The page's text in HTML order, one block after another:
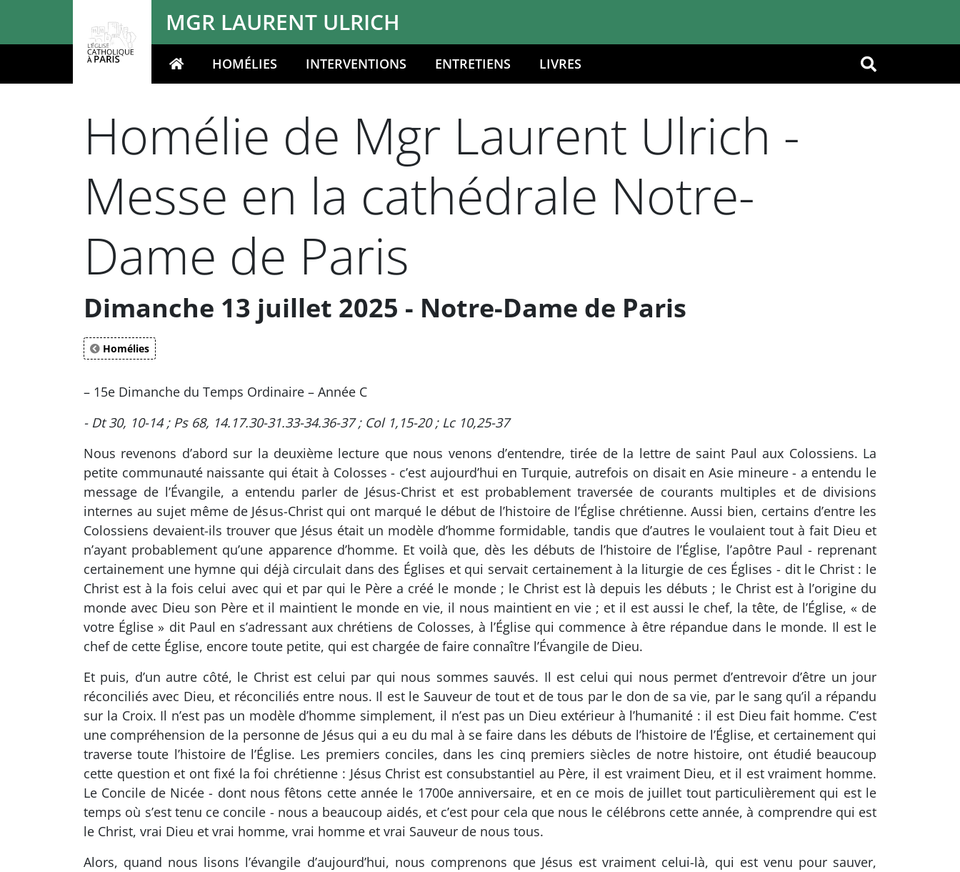
MGR LAURENT ULRICH
Votre recherche OK
HOMÉLIES INTERVENTIONS ENTRETIENS LIVRES
Homélie de Mgr Laurent Ulrich -
Messe en la cathédrale Notre-
Dame de Paris
Dimanche 13 juillet 2025 - Notre-Dame de Paris
Homélies
– 15e Dimanche du Temps Ordinaire – Année C
- Dt 30, 10-14 ; Ps 68, 14.17.30-31.33-34.36-37 ; Col 1,15-20 ; Lc 10,25-37
Nous revenons d’abord sur la deuxième lecture que nous venons d’entendre, tirée de la lettre de saint Paul aux Colossiens. La
petite communauté naissante qui était à Colosses - c’est aujourd’hui en Turquie, autrefois on disait en Asie mineure - a entendu le
message de l’Évangile, a entendu parler de Jésus-Christ et est probablement traversée de courants multiples et de divisions
internes au sujet même de Jésus-Christ qui ont marqué le début de l’histoire de l’Église chrétienne. Aussi bien, certains d’entre les
Colossiens devaient-ils trouver que Jésus était un modèle d’homme formidable, tandis que d’autres le voulaient tout à fait Dieu et
n’ayant probablement qu’une apparence d’homme. Et voilà que, dès les débuts de l’histoire de l’Église, l’apôtre Paul - reprenant
certainement une hymne qui déjà circulait dans des Églises et qui servait certainement à la liturgie de ces Églises - dit le Christ : le
Christ est à la fois celui avec qui et par qui le Père a créé le monde ; le Christ est là depuis les débuts ; le Christ est à l’origine du
monde avec Dieu son Père et il maintient le monde en vie, il nous maintient en vie ; et il est aussi le chef, la tête, de l’Église, « de
votre Église » dit Paul en s’adressant aux chrétiens de Colosses, à l’Église qui commence à être répandue dans le monde. Il est le
chef de cette Église, encore toute petite, qui est chargée de faire connaître l’Évangile de Dieu.
Et puis, d’un autre côté, le Christ est celui par qui nous sommes sauvés. Il est celui qui nous permet d’entrevoir d’être un jour
réconciliés avec Dieu, et réconciliés entre nous. Il est le Sauveur de tout et de tous par le don de sa vie, par le sang qu’il a répandu
sur la Croix. Il n’est pas un modèle d’homme simplement, il n’est pas un Dieu extérieur à l’humanité : il est Dieu fait homme. C’est
une compréhension de la personne de Jésus qui a eu du mal à se faire dans les débuts de l’histoire de l’Église, et certainement qui
traverse toute l’histoire de l’Église. Les premiers conciles, dans les cinq premiers siècles de notre histoire, ont étudié beaucoup
cette question et ont fixé la foi chrétienne : Jésus Christ est consubstantiel au Père, il est vraiment Dieu, et il est vraiment homme.
Le Concile de Nicée - dont nous fêtons cette année le 1700e anniversaire, et en ce mois de juillet tout particulièrement qui est le
temps où s’est tenu ce concile - nous a beaucoup aidés, et c’est pour cela que nous le célébrons cette année, à comprendre qui est
le Christ, vrai Dieu et vrai homme, vrai homme et vrai Sauveur de nous tous.
Alors, quand nous lisons l’évangile d’aujourd’hui, nous comprenons que Jésus est vraiment celui-là, qui est venu pour sauver,